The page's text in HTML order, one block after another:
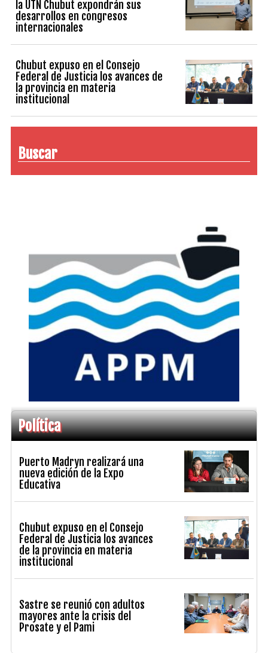
la UTN Chubut expondrán sus
desarrollos en congresos
internacionales
Chubut expuso en el Consejo
Federal de Justicia los avances de
la provincia en materia
institucional
Buscar
Política
Puerto Madryn realizará una
nueva edición de la Expo
Educativa
Chubut expuso en el Consejo
Federal de Justicia los avances
de la provincia en materia
institucional
Sastre se reunió con adultos
mayores ante la crisis del
Prosate y el Pami